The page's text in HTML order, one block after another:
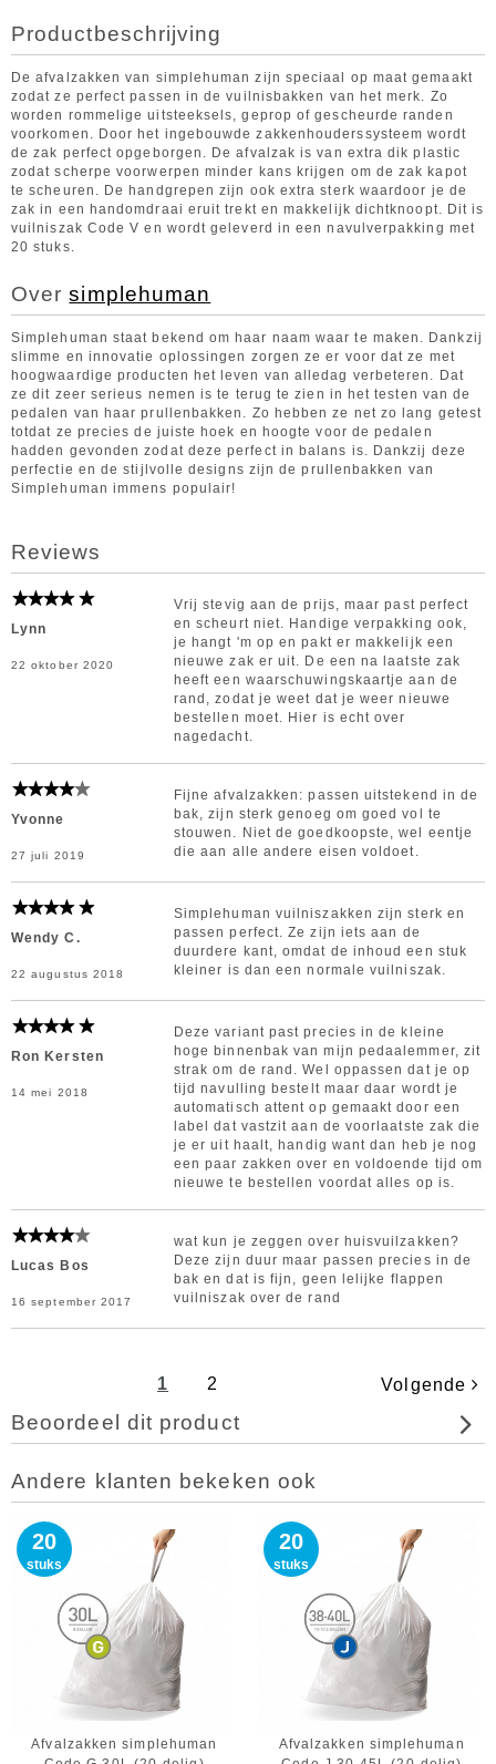
Productbeschrijving
De afvalzakken van simplehuman zijn speciaal op maat gemaakt
zodat ze perfect passen in de vuilnisbakken van het merk. Zo
worden rommelige uitsteeksels, geprop of gescheurde randen
voorkomen. Door het ingebouwde zakkenhouderssysteem wordt
de zak perfect opgeborgen. De afvalzak is van extra dik plastic
zodat scherpe voorwerpen minder kans krijgen om de zak kapot
te scheuren. De handgrepen zijn ook extra sterk waardoor je de
zak in een handomdraai eruit trekt en makkelijk dichtknoopt. Dit is
vuilniszak Code V en wordt geleverd in een navulverpakking met
20 stuks.
Oversimplehuman
Simplehuman staat bekend om haar naam waar te maken. Dankzij
slimme en innovatie oplossingen zorgen ze er voor dat ze met
hoogwaardige producten het leven van alledag verbeteren. Dat
ze dit zeer serieus nemen is te terug te zien in het testen van de
pedalen van haar prullenbakken. Zo hebben ze net zo lang getest
totdat ze precies de juiste hoek en hoogte voor de pedalen
hadden gevonden zodat deze perfect in balans is. Dankzij deze
perfectie en de stijlvolle designs zijn de prullenbakken van
Simplehuman immens populair!
Reviews
Lynn
22 oktober 2020
Vrij stevig aan de prijs, maar past perfect
en scheurt niet. Handige verpakking ook,
je hangt 'm op en pakt er makkelijk een
nieuwe zak er uit. De een na laatste zak
heeft een waarschuwingskaartje aan de
rand, zodat je weet dat je weer nieuwe
bestellen moet. Hier is echt over
nagedacht.
Yvonne
27 juli 2019
Fijne afvalzakken: passen uitstekend in de
bak, zijn sterk genoeg om goed vol te
stouwen. Niet de goedkoopste, wel eentje
die aan alle andere eisen voldoet.
Wendy C.
22 augustus 2018
Simplehuman vuilniszakken zijn sterk en
passen perfect. Ze zijn iets aan de
duurdere kant, omdat de inhoud een stuk
kleiner is dan een normale vuilniszak.
Ron Kersten
14 mei 2018
Deze variant past precies in de kleine
hoge binnenbak van mijn pedaalemmer, zit
strak om de rand. Wel oppassen dat je op
tijd navulling bestelt maar daar wordt je
automatisch attent op gemaakt door een
label dat vastzit aan de voorlaatste zak die
je er uit haalt, handig want dan heb je nog
een paar zakken over en voldoende tijd om
nieuwe te bestellen voordat alles op is.
Lucas Bos
16 september 2017
wat kun je zeggen over huisvuilzakken?
Deze zijn duur maar passen precies in de
bak en dat is fijn, geen lelijke flappen
vuilniszak over de rand
1 2 Volgende
Beoordeel dit product
Andere klanten bekeken ook
20
stuks
Afvalzakken simplehuman
20
stuks
Afvalzakken simplehuman